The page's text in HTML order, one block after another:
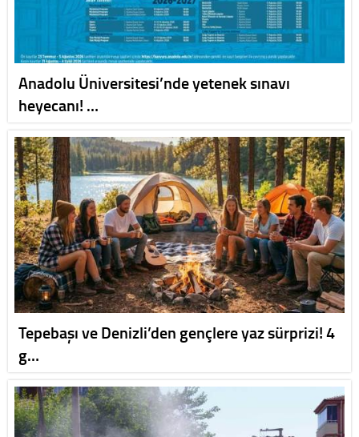
Anadolu Üniversitesi’nde yetenek sınavı
heyecanı! …
Tepebaşı ve Denizli’den gençlere yaz sürprizi! 4
g…